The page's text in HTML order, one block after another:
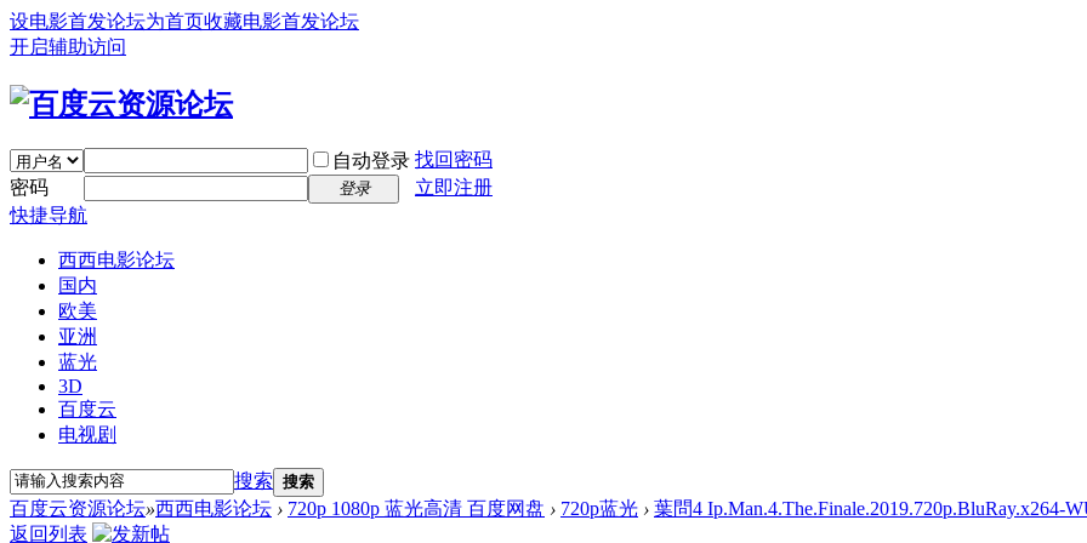
设电影首发论坛为首页收藏电影首发论坛
开启辅助访问
自动登录 找回密码
密码
登录
立即注册
快捷导航
西西电影论坛
国内
欧美
亚洲
蓝光
3D
百度云
电视剧
搜索 搜索
百度云资源论坛»西西电影论坛 › 720p 1080p 蓝光高清 百度网盘 › 720p蓝光 › 葉問4 Ip.Man.4.The.Finale.2019.720p.BluRay.x264-
返回列表